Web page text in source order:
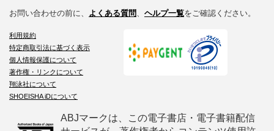
お問い合わせの前に、 よくある質問、 ヘルプ一覧をご確認ください。
利用規約
特定商取引法に基づく表示
個人情報保護について
著作権・リンクについて
翔泳社について
SHOEISHA iDについて
ABJマークは、この電子書店・電子書籍配信